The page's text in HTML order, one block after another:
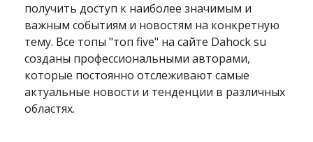
получить доступ к наиболее значимым и
важным событиям и новостям на конкретную
тему. Все топы "топ five" на сайте Dahock su
созданы профессиональными авторами,
которые постоянно отслеживают самые
актуальные новости и тенденции в различных
областях.